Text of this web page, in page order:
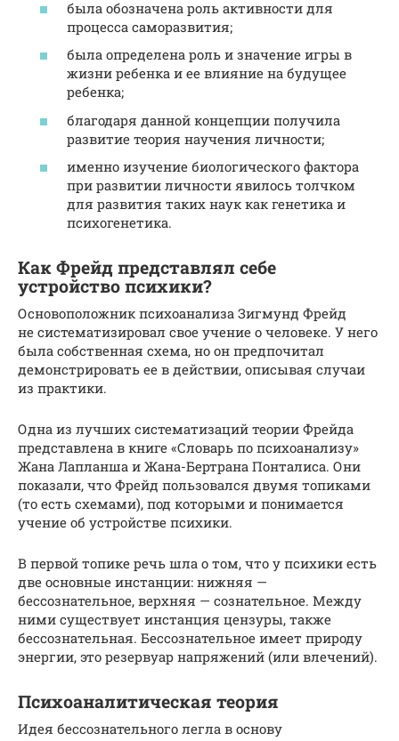
была обозначена роль активности для
процесса саморазвития;
была определена роль и значение игры в
жизни ребенка и ее влияние на будущее
ребенка;
благодаря данной концепции получила
развитие теория научения личности;
именно изучение биологического фактора
при развитии личности явилось толчком
для развития таких наук как генетика и
психогенетика.
Как Фрейд представлял себе
устройство психики?
Основоположник психоанализа Зигмунд Фрейд
не систематизировал свое учение о человеке. У него
была собственная схема, но он предпочитал
демонстрировать ее в действии, описывая случаи
из практики.
Одна из лучших систематизаций теории Фрейда
представлена в книге «Словарь по психоанализу»
Жана Лапланша и Жана-Бертрана Понталиса. Они
показали, что Фрейд пользовался двумя топиками
(то есть схемами), под которыми и понимается
учение об устройстве психики.
В первой топике речь шла о том, что у психики есть
две основные инстанции: нижняя —
бессознательное, верхняя — сознательное. Между
ними существует инстанция цензуры, также
бессознательная. Бессознательное имеет природу
энергии, это резервуар напряжений (или влечений).
Психоаналитическая теория
Идея бессознательного легла в основу